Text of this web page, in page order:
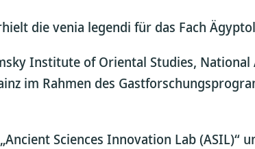
die venia legendi für das Fach
Institute of Oriental Studies,
im Rahmen des
Sciences Innovation Lab (ASIL)“